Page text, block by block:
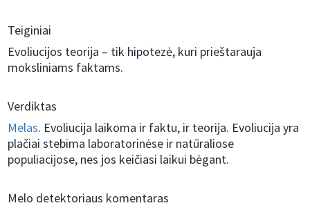
Teiginiai
Evoliucijos teorija – tik hipotezė, kuri prieštarauja
moksliniams faktams.
Verdiktas
Melas. Evoliucija laikoma ir faktu, ir teorija. Evoliucija yra
plačiai stebima laboratorinėse ir natūraliose
populiacijose, nes jos keičiasi laikui bėgant.
Melo detektoriaus komentaras